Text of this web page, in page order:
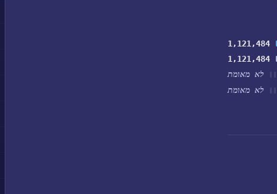
1,121,484
1,121,484
לא מאומת
לא מאומת